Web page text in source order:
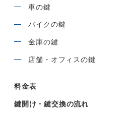
車の鍵
バイクの鍵
金庫の鍵
店舗・オフィスの鍵
料金表
鍵開け・鍵交換の流れ